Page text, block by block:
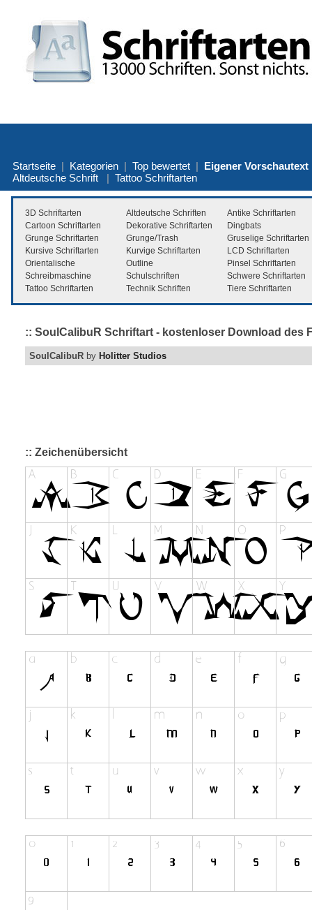
Startseite | Kategorien | Top bewertet | Eigener Vorschautext
Altdeutsche Schrift | Tattoo Schriftarten
3D Schriftarten Altdeutsche Schriften
Antike Schriftarten
Cartoon Schriftarten
Dekorative Schriftarten
Dingbats
Grunge Schriftarten
Grunge/Trash
Gruselige Schriftarten
Kursive Schriftarten
Kurvige Schriftarten
LCD Schriftarten
Orientalische
Outline
Pinsel Schriftarten
Schreibmaschine
Schulschriften
Schwere Schriftarten
Tattoo Schriftarten
Technik Schriften Tiere Schriftarten
:: SoulCalibuR Schriftart - kostenloser Download des
SoulCalibuR by Holitter Studios
:: Zeichenübersicht